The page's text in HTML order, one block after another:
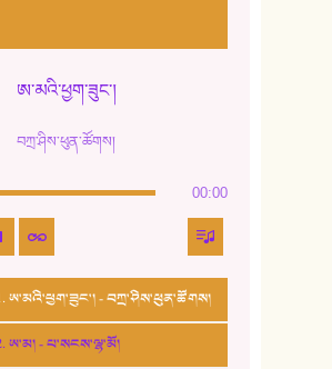
ཨ་མའི་ཕྱག་ཟུང་།
བཀྲ་ཤིས་ཕུན་ཚོགས།
00:00
ཨ་མའི་ཕྱག་ཟུང་། - བཀྲ་ཤིས་ཕུན་ཚོགས།
ཨ་མ། - པ་སངས་ལྷ་མོ།